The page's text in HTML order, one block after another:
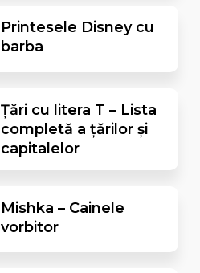
Printesele Disney cu
barba
Țări cu litera T – Lista
completă a țărilor și
capitalelor
Mishka – Cainele
vorbitor